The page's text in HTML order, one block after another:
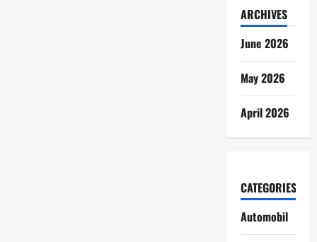
ARCHIVES
June 2026
May 2026
April 2026
CATEGORIES
Automobil